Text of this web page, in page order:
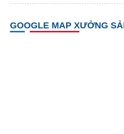
GOOGLE MAP XƯỞNG